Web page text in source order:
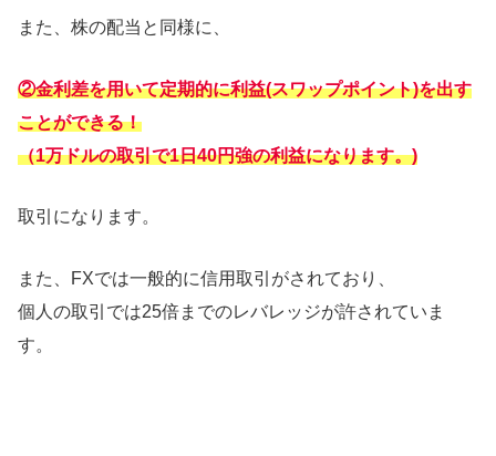
また、株の配当と同様に、
②金利差を用いて定期的に利益(スワップポイント)を出す
ことができる！
（1万ドルの取引で1日40円強の利益になります。)
取引になります。
また、FXでは一般的に信用取引がされており、
個人の取引では25倍までのレバレッジが許されていま
す。